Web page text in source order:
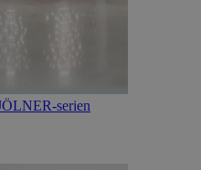
serien